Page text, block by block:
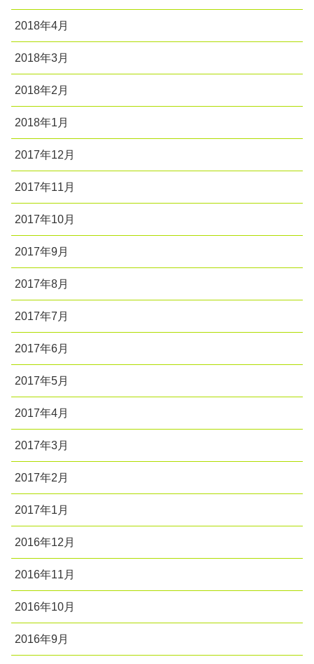
2018年4月
2018年3月
2018年2月
2018年1月
2017年12月
2017年11月
2017年10月
2017年9月
2017年8月
2017年7月
2017年6月
2017年5月
2017年4月
2017年3月
2017年2月
2017年1月
2016年12月
2016年11月
2016年10月
2016年9月